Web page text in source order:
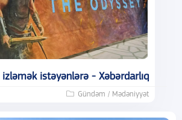
izləmək istəyənlərə - Xəbərdarlıq
Gündəm / Mədəniyyət